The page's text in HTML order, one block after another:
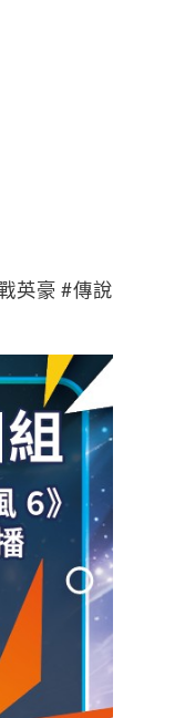
英豪 #傳說